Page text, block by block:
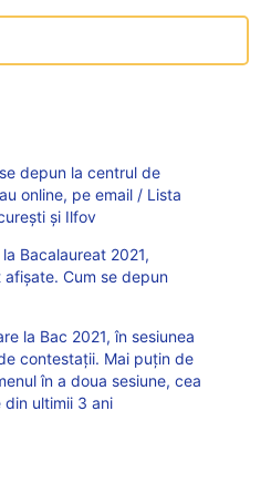
depun la centrul de
online, pe email / Lista
și Ilfov
Bacalaureat 2021,
Cum se depun
la Bac 2021, în sesiunea
contestații. Mai puțin de
în a doua sesiune, cea
din ultimii 3 ani